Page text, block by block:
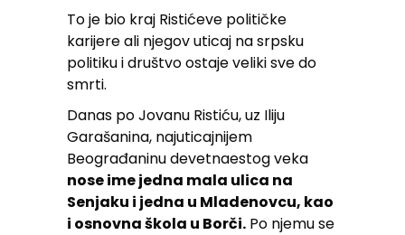
To je bio kraj Ristićeve političke
karijere ali njegov uticaj na srpsku
politiku i društvo ostaje veliki sve do
smrti.
Danas po Jovanu Ristiću, uz Iliju
Garašanina, najuticajnijem
Beograđaninu devetnaestog veka
nose ime jedna mala ulica na
Senjaku i jedna u Mladenovcu, kao
i osnovna škola u Borči. Po njemu se